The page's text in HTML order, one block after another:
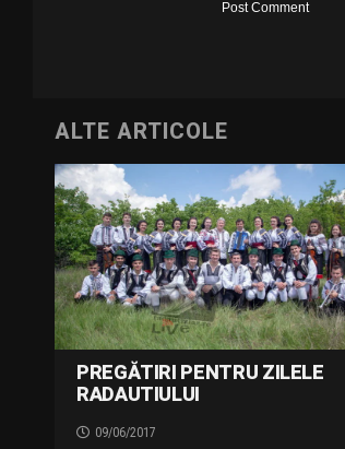
ALTE ARTICOLE
PREGĂTIRI PENTRU ZILELE
RADAUTIULUI
09/06/2017